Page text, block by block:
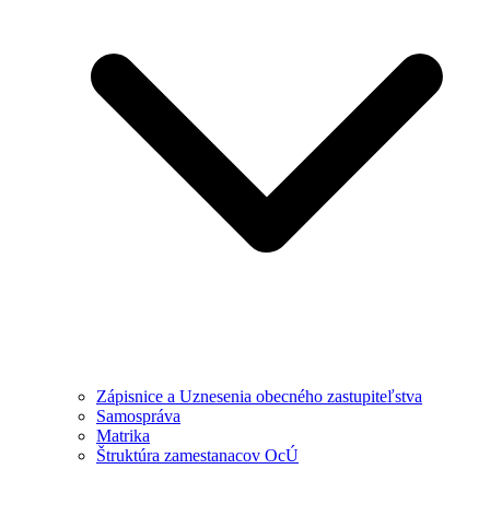
Zápisnice a Uznesenia obecného zastupiteľstva
Samospráva
Matrika
Štruktúra zamestanacov OcÚ